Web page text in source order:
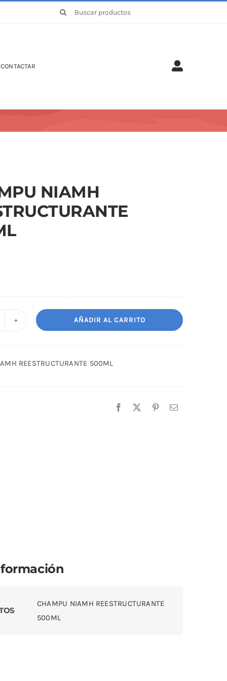
Buscar:
CONTACTAR
NIAMH
AÑADIR AL CARRITO
REESTRUCTURANTE 500ML
CHAMPU NIAMH REESTRUCTURANTE
500ML